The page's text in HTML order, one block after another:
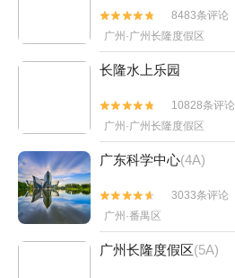


8483条评论
广州·广州长隆度假区
长隆水上乐园


10828条评论
广州·广州长隆度假区
广东科学中心(4A)


3033条评论
广州·番禺区
广州长隆度假区(5A)